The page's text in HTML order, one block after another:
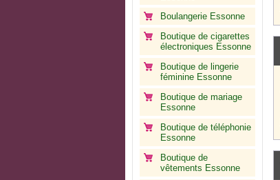
Boulangerie Essonne
Boutique de cigarettes
électroniques Essonne
Boutique de lingerie
féminine Essonne
Boutique de mariage
Essonne
Boutique de téléphonie
Essonne
Boutique de
vêtements Essonne